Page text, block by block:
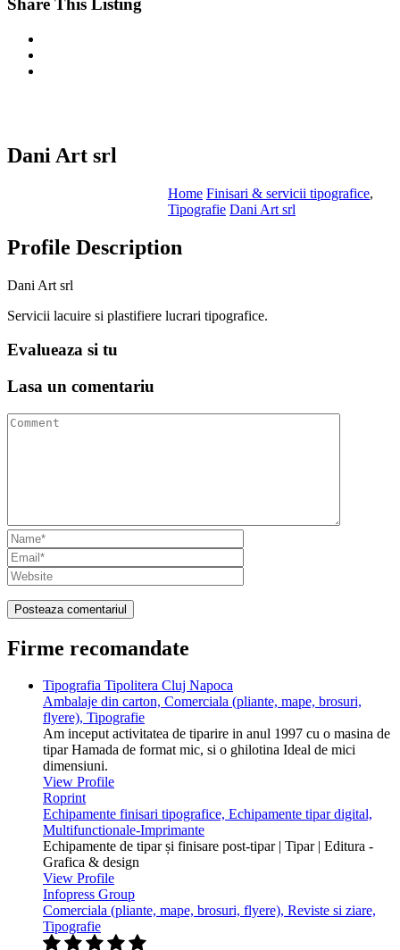
Share This Listing
Dani Art srl
Home Finisari & servicii tipografice,
Tipografie Dani Art srl
Profile Description
Dani Art srl
Servicii lacuire si plastifiere lucrari tipografice.
Evalueaza si tu
Lasa un comentariu
Firme recomandate
Tipografia Tipolitera Cluj Napoca
Ambalaje din carton, Comerciala (pliante, mape, brosuri,
flyere), Tipografie
Am inceput activitatea de tiparire in anul 1997 cu o masina de
tipar Hamada de format mic, si o ghilotina Ideal de mici
dimensiuni.
View Profile
Roprint
Echipamente finisari tipografice, Echipamente tipar digital,
Multifunctionale-Imprimante
Echipamente de tipar și finisare post-tipar | Tipar | Editura -
Grafica & design
View Profile
Infopress Group
Comerciala (pliante, mape, brosuri, flyere), Reviste si ziare,
Tipografie